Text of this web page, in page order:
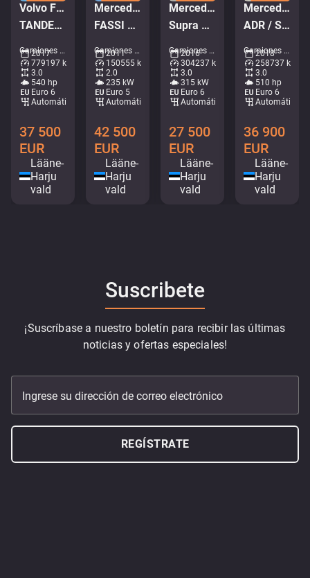
Volvo FMX 540 6x4
TANDEM AXEL LIFT / SIDE TIPP
Camiones - Volquete • M250-4095
2017
779197 km
3.0
540 hp
Euro 6
Automático
37 500
EUR
Lääne-
Harju
vald
Mercedes-Benz Actros 1832 4x2
FASSI F135A22 / BOX L=3707 mm
Camiones - Volquete grúa • M253-8328
2011
150555 km
2.0
235 kW
Euro 5
Automático
42 500
EUR
Lääne-
Harju
vald
Mercedes-Benz Antos 2543 6x2*4
Supra Mt / box L=8520 mm
Camiones - Nevera • M375-5636
2016
304237 km
3.0
315 kW
Euro 6
Automático
27 500
EUR
Lääne-
Harju
vald
Mercedes-Benz Actros 2551 6x2
ADR / STREAMSPACE
Camiones - Sistema de contenedores • M999-5146
2018
258737 km
3.0
510 hp
Euro 6
Automático
36 900
EUR
Lääne-
Harju
vald
Suscribete
¡Suscríbase a nuestro boletín para recibir las últimas
noticias y ofertas especiales!
Ingrese su dirección de correo electrónico
REGÍSTRATE